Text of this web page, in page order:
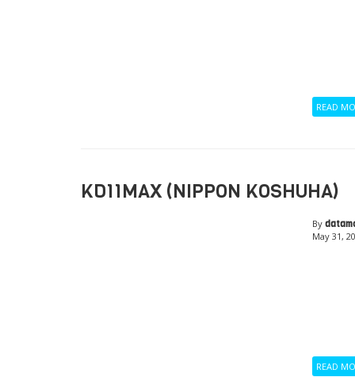
READ
KD11MAX (NIPPON KOSHUHA)
By
May 31,
READ